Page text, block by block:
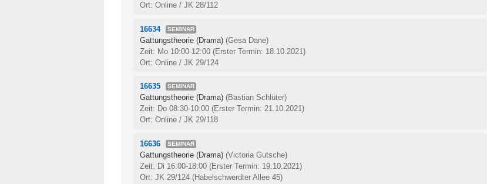
Ort: Online / JK 28/112
16634 SEMINAR
Gattungstheorie (Drama) (Gesa Dane)
Zeit: Mo 10:00-12:00 (Erster Termin: 18.10.2021)
Ort: Online / JK 29/124
16635 SEMINAR
Gattungstheorie (Drama) (Bastian Schlüter)
Zeit: Do 08:30-10:00 (Erster Termin: 21.10.2021)
Ort: Online / JK 29/118
16636 SEMINAR
Gattungstheorie (Drama) (Victoria Gutsche)
Zeit: Di 16:00-18:00 (Erster Termin: 19.10.2021)
Ort: JK 29/124 (Habelschwerdter Allee 45)